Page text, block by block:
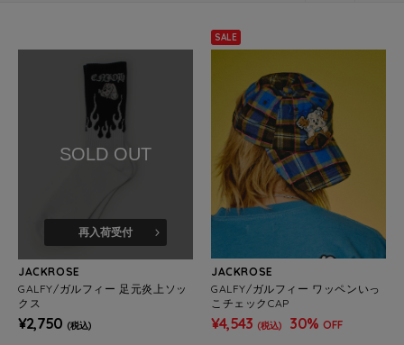
SOLD OUT
再入荷受付
JACKROSE
GALFY/ガルフィー 足元炎上ソッ
クス
¥2,750 (税込)
SALE
JACKROSE
GALFY/ガルフィー ワッペンいっ
こチェックCAP
¥4,543 (税込) 30% OFF